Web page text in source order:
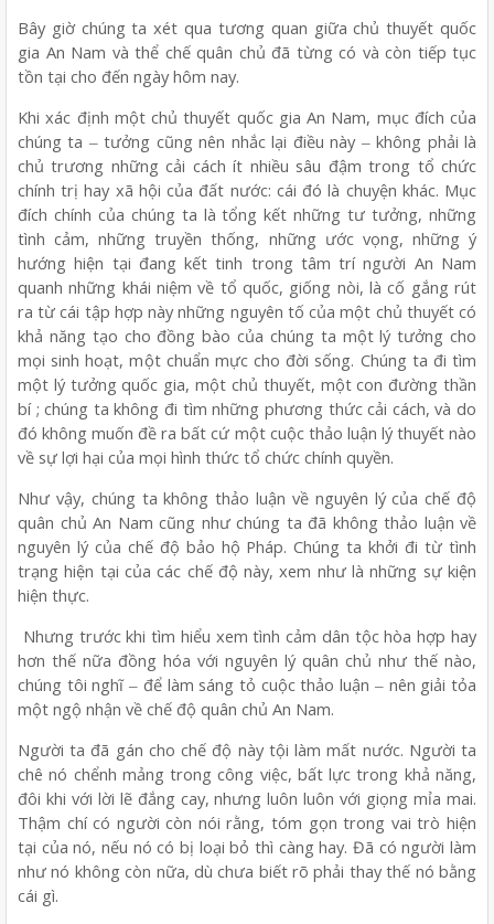
Bây giờ chúng ta xét qua tương quan giữa chủ thuyết quốc
gia An Nam và thể chế quân chủ đã từng có và còn tiếp tục
tồn tại cho đến ngày hôm nay.
Khi xác định một chủ thuyết quốc gia An Nam, mục đích của
chúng ta ‒ tưởng cũng nên nhắc lại điều này ‒ không phải là
chủ trương những cải cách ít nhiều sâu đậm trong tổ chức
chính trị hay xã hội của đất nước: cái đó là chuyện khác. Mục
đích chính của chúng ta là tổng kết những tư tưởng, những
tình cảm, những truyền thống, những ước vọng, những ý
hướng hiện tại đang kết tinh trong tâm trí người An Nam
quanh những khái niệm về tổ quốc, giống nòi, là cố gắng rút
ra từ cái tập hợp này những nguyên tố của một chủ thuyết có
khả năng tạo cho đồng bào của chúng ta một lý tưởng cho
mọi sinh hoạt, một chuẩn mực cho đời sống. Chúng ta đi tìm
một lý tưởng quốc gia, một chủ thuyết, một con đường thần
bí ; chúng ta không đi tìm những phương thức cải cách, và do
đó không muốn đề ra bất cứ một cuộc thảo luận lý thuyết nào
về sự lợi hại của mọi hình thức tổ chức chính quyền.
Như vậy, chúng ta không thảo luận về nguyên lý của chế độ
quân chủ An Nam cũng như chúng ta đã không thảo luận về
nguyên lý của chế độ bảo hộ Pháp. Chúng ta khởi đi từ tình
trạng hiện tại của các chế độ này, xem như là những sự kiện
hiện thực.
Nhưng trước khi tìm hiểu xem tình cảm dân tộc hòa hợp hay
hơn thế nữa đồng hóa với nguyên lý quân chủ như thế nào,
chúng tôi nghĩ ‒ để làm sáng tỏ cuộc thảo luận ‒ nên giải tỏa
một ngộ nhận về chế độ quân chủ An Nam.
Người ta đã gán cho chế độ này tội làm mất nước. Người ta
chê nó chểnh mảng trong công việc, bất lực trong khả năng,
đôi khi với lời lẽ đắng cay, nhưng luôn luôn với giọng mỉa mai.
Thậm chí có người còn nói rằng, tóm gọn trong vai trò hiện
tại của nó, nếu nó có bị loại bỏ thì càng hay. Đã có người làm
như nó không còn nữa, dù chưa biết rõ phải thay thế nó bằng
cái gì.